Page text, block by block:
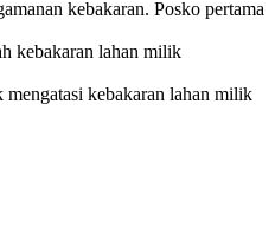
kebakaran. Posko pertama
kebakaran lahan milik
kebakaran lahan milik